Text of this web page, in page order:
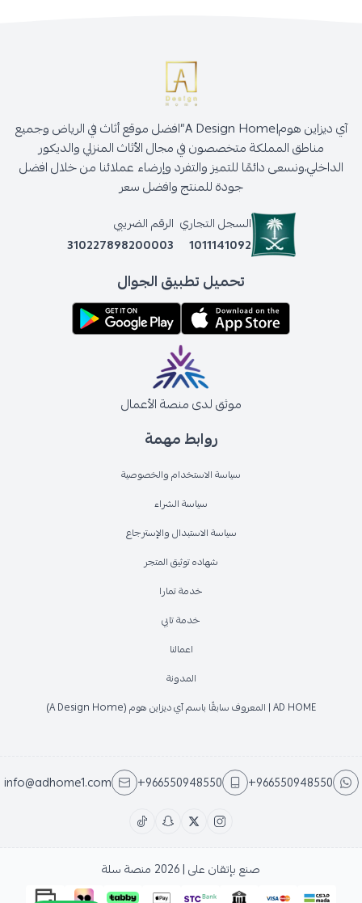
روابط مهمة
سياسة الاستخدام والخصوصية
سياسة الشراء
سياسة الاستبدال والإسترجاع
شهاده توثيق المتجر
خدمة تمارا
خدمة تابي
اعمالنا
المدونة
AD HOME | المعروف سابقًا باسم آي ديزاين هوم (A Design Home)
آي ديزاين هوم|A Design Home”افضل موقع أثاث في الرياض وجميع
مناطق المملكة متخصصون في مجال الأثاث المنزلي والديكور
الداخلي،ونسعى دائمًا للتميز والتفرد وإرضاء عملائنا من خلال افضل
جودة للمنتج وافضل سعر
السجل التجاري
1011141092
الرقم الضريبي
310227898200003
تحميل تطبيق الجوال
موثق لدى منصة الأعمال
+966550948550
+966550948550
info@adhome1.com
صنع بإتقان على | 2026 منصة سلة